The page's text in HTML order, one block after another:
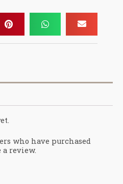
who have purchased
review.